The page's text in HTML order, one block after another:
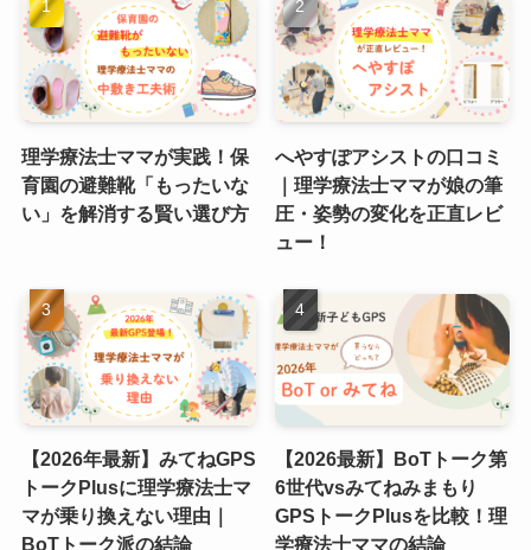
理学療法士ママが実践！保
育園の避難靴「もったいな
い」を解消する賢い選び方
へやすぽアシストの口コミ
｜理学療法士ママが娘の筆
圧・姿勢の変化を正直レビ
ュー！
【2026年最新】みてねGPS
トークPlusに理学療法士マ
マが乗り換えない理由｜
BoTトーク派の結論
【2026最新】BoTトーク第
6世代vsみてねみまもり
GPSトークPlusを比較！理
学療法士ママの結論